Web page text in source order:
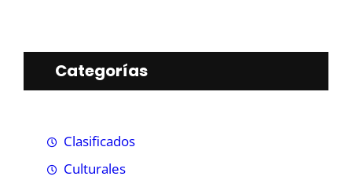
Categorías
Clasificados
Culturales